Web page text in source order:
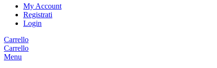
My Account
Registrati
Login
Carrello
Carrello
Menu